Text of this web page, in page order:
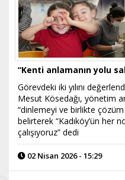
“Kenti anlamanın yolu
Görevdeki iki yılını
Mesut Kösedağı, yönetim
“dinlemeyi ve birlikte çözüm
belirterek “Kadıköy’ün her
çalışıyoruz” dedi
02 Nisan 2026 - 15:29